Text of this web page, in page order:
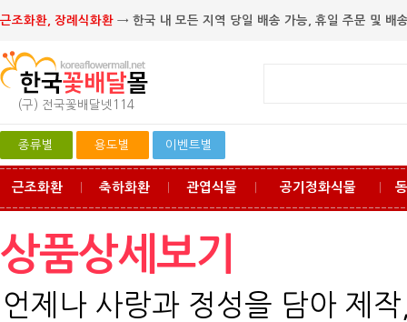
근조화환, 장례식화환 → 한국 내 모든 지역 당일 배송 가능, 휴일 주문 및 배
(구) 전국꽃배달넷114
종류별 용도별 이벤트별
근조화환 축하화환 관엽식물 공기정화식물
상품상세보기
언제나 사랑과 정성을 담아 제